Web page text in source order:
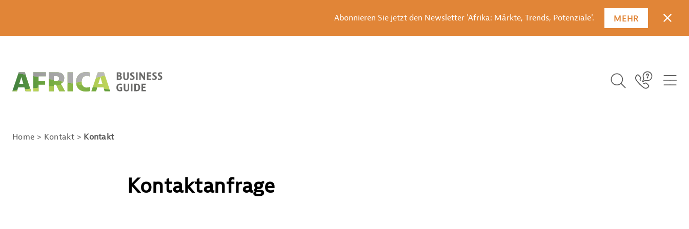
Abonnieren Sie jetzt den Newsletter 'Afrika: Märkte, Trends, Potenziale'. MEHR
ICON BUTTON
Suchbegriff
Icon Link
Home Kontakt Kontakt
Kontaktanfrage